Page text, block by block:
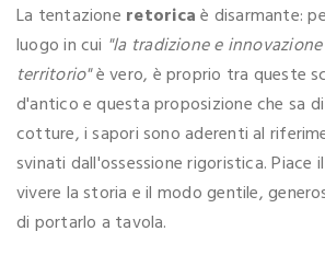
La tentazione retoricaè disarmante:
luogo in cui "la tradizione e
territorio"è vero, è proprio tra queste
d'antico e questa proposizione che sa
cotture, i sapori sono aderenti al
svinati dall'ossessione rigoristica. Piace
vivere la storia e il modo gentile,
di portarlo a tavola.